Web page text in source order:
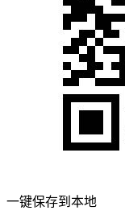
一键保存到本地